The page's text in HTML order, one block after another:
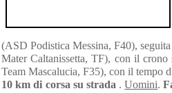
(ASD Podistica Messina, F40),
Mater Caltanissetta, TF), con il
Team Mascalucia, F35), con il tempo
10 km di corsa su strada .Uomini.